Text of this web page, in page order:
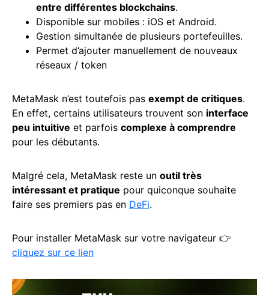
entre différentes blockchains.
Disponible sur mobiles : iOS et Android.
Gestion simultanée de plusieurs portefeuilles.
Permet d’ajouter manuellement de nouveaux
réseaux / token
MetaMask n’est toutefois pas exempt de critiques.
En effet, certains utilisateurs trouvent son interface
peu intuitive et parfois complexe à comprendre
pour les débutants.
Malgré cela, MetaMask reste un outil très
intéressant et pratique pour quiconque souhaite
faire ses premiers pas en DeFi.
Pour installer MetaMask sur votre navigateur 👉
cliquez sur ce lien